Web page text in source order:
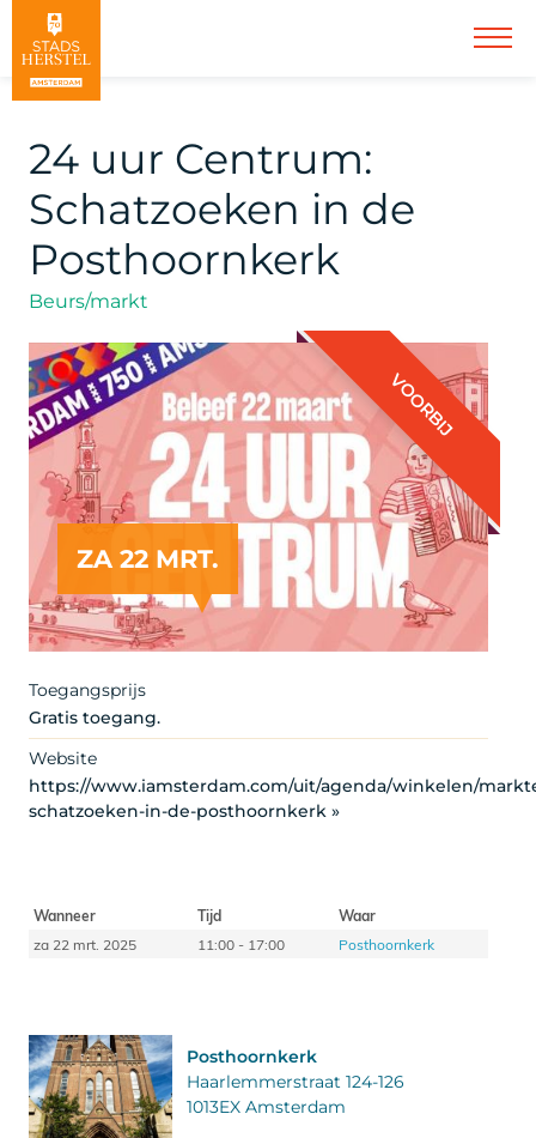
24 uur Centrum:
Schatzoeken in de
Posthoornkerk
Beurs/markt
ZA 22 MRT.
VOORBIJ
Artist
Toegangsprijs
Gratis toegang.
Website
https://www.iamsterdam.com/uit/agenda/winkelen/
schatzoeken-in-de-posthoornkerk »
Wanneer Tijd
Waar
za 22 mrt. 2025
11:00 - 17:00 Posthoornkerk
Posthoornkerk
Haarlemmerstraat 124-126
1013EX Amsterdam